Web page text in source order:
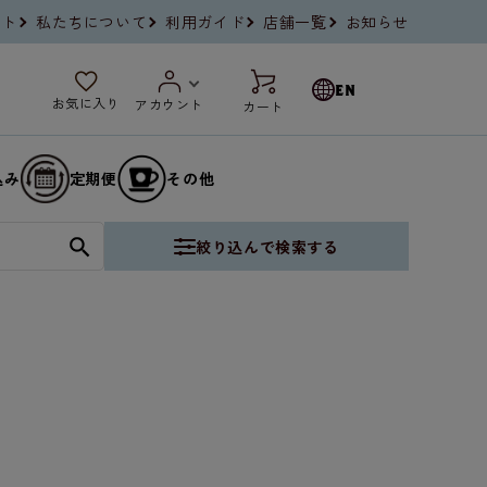
私たちについて 利用ガイド 店舗一覧 お知らせ
お気に入り アカウント カート
EN
定期便 その他
絞り込んで検索する